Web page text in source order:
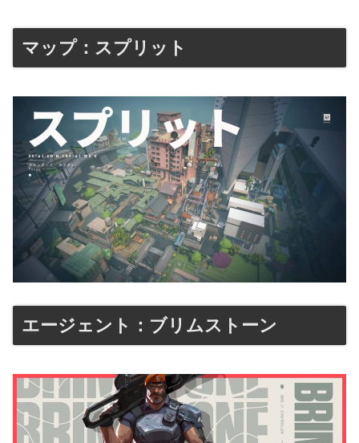
マップ：スプリット
エージェント：ブリムストーン